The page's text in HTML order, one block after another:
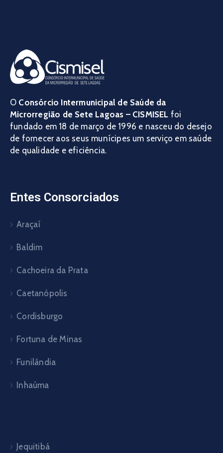
O Consórcio Intermunicipal de Saúde da
Microrregião de Sete Lagoas – CISMISEL foi
fundado em 18 de março de 1996 e nasceu do desejo
de fornecer aos seus munícipes um serviço em saúde
de qualidade e eficiência.
Entes Consorciados
Araçaí
Baldim
Cachoeira da Prata
Caetanópolis
Cordisburgo
Fortuna de Minas
Funilândia
Inhaúma
Jequitibá